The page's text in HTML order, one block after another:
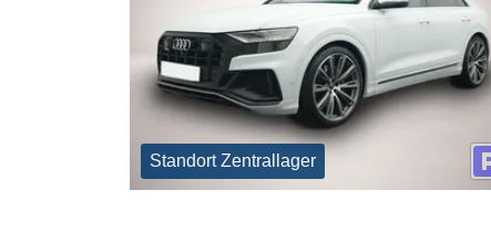
Standort Zentrallager